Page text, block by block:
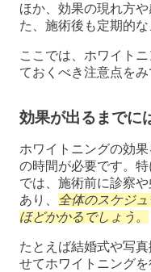
ほか、効果の現れ方
た、施術後も定期的な
ここでは、ホワイト
ておくべき注意点をみ
効果が出るまでに
ホワイトニングの効
の時間が必要です。
では、施術前に診察
あり、
全体のスケジ
ほどかかるでしょう。
たとえば結婚式や写
せてホワイトニング